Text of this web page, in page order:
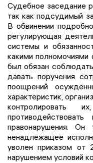
Судебное заседание
так как подсудимый
В обвинении
регулирующая
системы и
какими полномочиями
был обязан
давать поручения
поощрений
характеристик,
правонарушения. Он
ненадлежащее
уволен приказом
нарушением условий